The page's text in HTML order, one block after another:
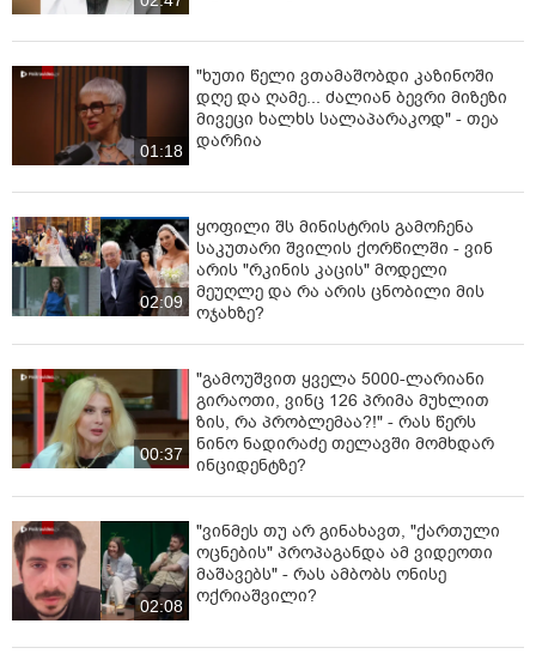
01:18
"ხუთი წელი ვთამაშობდი კაზინოში
დღე და ღამე... ძალიან ბევრი მიზეზი
მივეცი ხალხს სალაპარაკოდ" - თეა
დარჩია
02:09
ყოფილი შს მინისტრის გამოჩენა
საკუთარი შვილის ქორწილში - ვინ
არის "რკინის კაცის" მოდელი
მეუღლე და რა არის ცნობილი მის
ოჯახზე?
00:37
"გამოუშვით ყველა 5000-ლარიანი
გირაოთი, ვინც 126 პრიმა მუხლით
ზის, რა პრობლემაა?!" - რას წერს
ნინო ნადირაძე თელავში მომხდარ
ინციდენტზე?
02:08
"ვინმეს თუ არ გინახავთ, "ქართული
ოცნების" პროპაგანდა ამ ვიდეოთი
მაშავებს" - რას ამბობს ონისე
ოქრიაშვილი?